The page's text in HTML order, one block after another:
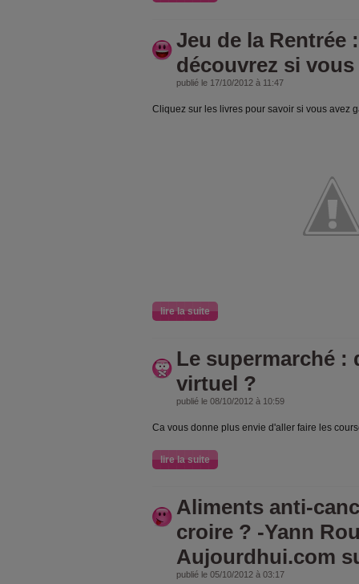
Jeu de la Rentrée
découvrez si
publié le 17/10/2012 à 11:47
Cliquez sur les livres pour savoir si vous avez
lire la suite
Le supermarché :
virtuel ?
publié le 08/10/2012 à 10:59
Ca vous donne plus envie d'aller faire les
lire la suite
Aliments anti-
croire ? -Yann
Aujourdhui.com
publié le 05/10/2012 à 03:17